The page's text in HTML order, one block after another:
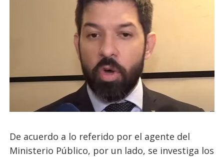
De acuerdo a lo referido por el agente del
Ministerio Público, por un lado, se investiga los